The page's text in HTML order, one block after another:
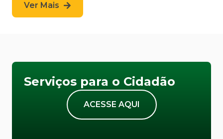
Ver Mais
Serviços para o Cidadão
ACESSE AQUI